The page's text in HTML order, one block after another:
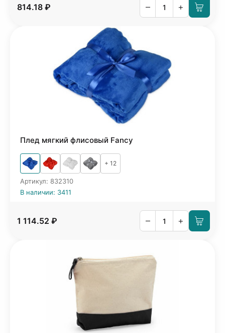
814.18 ₽ – +
Плед мягкий флисовый Fancy
+ 12
Артикул: 832310
В наличии: 3411
1 114.52 ₽ – +